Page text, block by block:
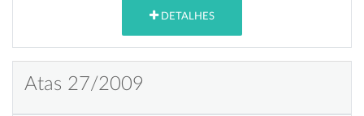
DETALHES
Atas 27/2009